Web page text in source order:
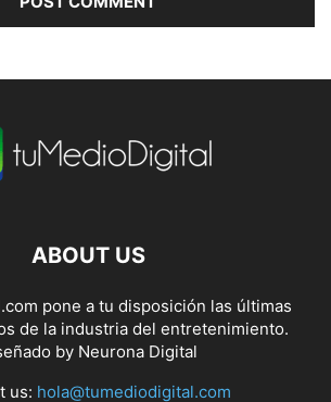
ABOUT US
pone a tu disposición las últimas
de la industria del entretenimiento.
by Neurona Digital
us: hola@tumediodigital.com